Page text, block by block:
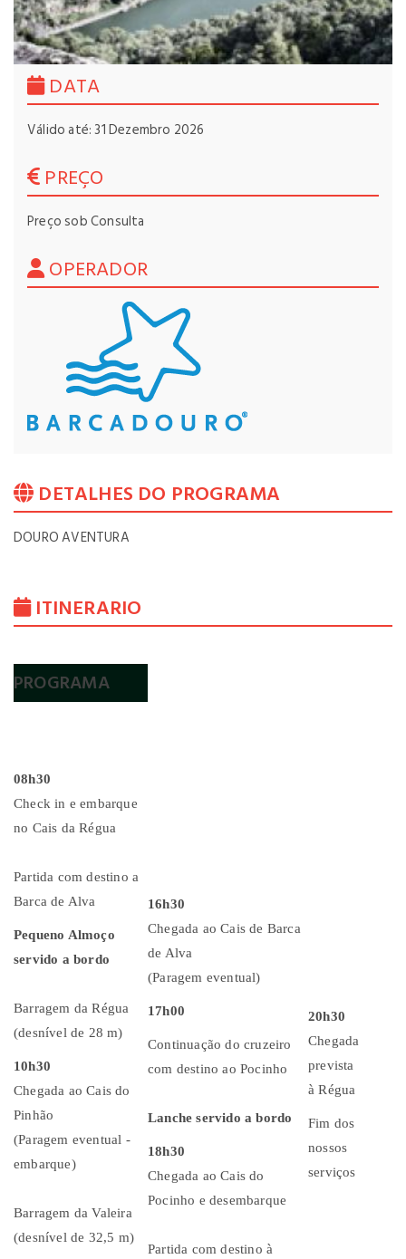
DATA
Válido até: 31 Dezembro 2026
PREÇO
Preço sob Consulta
OPERADOR
DETALHES DO PROGRAMA
DOURO AVENTURA
ITINERARIO
PROGRAMA
08h30
Check in e embarque
no Cais da Régua
Partida com destino a
Barca de Alva
Pequeno Almoço
servido a bordo
Barragem da Régua
(desnível de 28 m)
10h30
Chegada ao Cais do
Pinhão
(Paragem eventual -
embarque)
Barragem da Valeira
(desnível de 32,5 m)
16h30
Chegada ao Cais de Barca
de Alva
(Paragem eventual)
17h00
Continuação do cruzeiro
com destino ao Pocinho
Lanche servido a bordo
18h30
Chegada ao Cais do
Pocinho e desembarque
Partida com destino à
20h30
Chegada
prevista
à Régua
Fim dos
nossos
serviços